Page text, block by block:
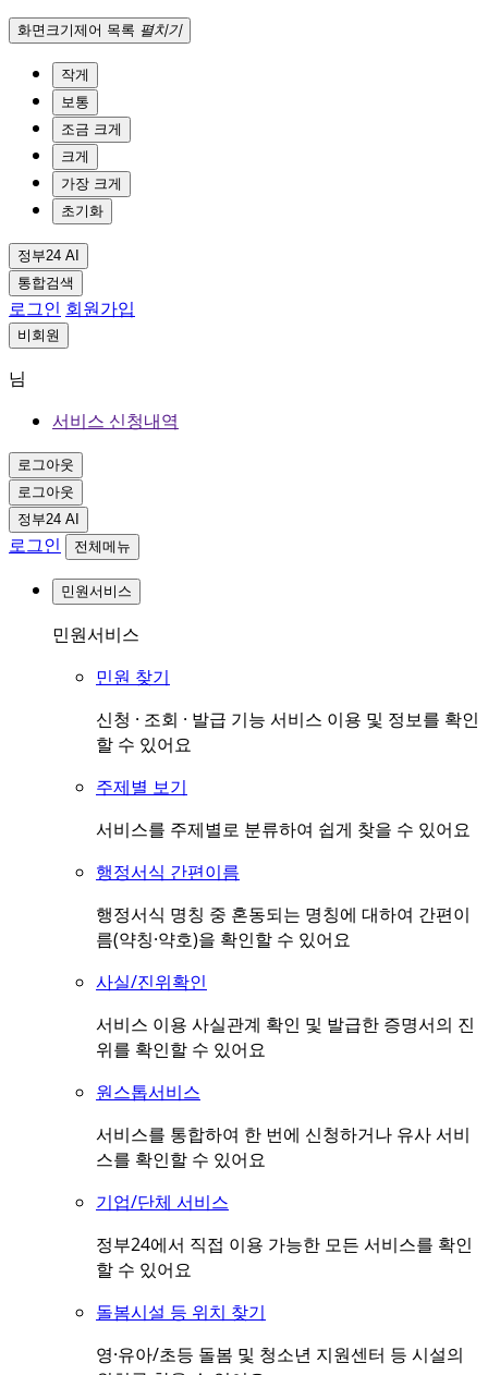
화면크기제어 목록 펼치기
작게
보통
조금 크게
크게
가장 크게
초기화
정부24 AI
통합검색
로그인 회원가입
비회원
님
서비스 신청내역
로그아웃
로그아웃
정부24 AI
로그인 전체메뉴
민원서비스
민원서비스
민원 찾기
신청 · 조회 · 발급 기능 서비스 이용 및 정보를 확인
할 수 있어요
주제별 보기
서비스를 주제별로 분류하여 쉽게 찾을 수 있어요
행정서식 간편이름
행정서식 명칭 중 혼동되는 명칭에 대하여 간편이
름(약칭·약호)을 확인할 수 있어요
사실/진위확인
서비스 이용 사실관계 확인 및 발급한 증명서의 진
위를 확인할 수 있어요
원스톱서비스
서비스를 통합하여 한 번에 신청하거나 유사 서비
스를 확인할 수 있어요
기업/단체 서비스
정부24에서 직접 이용 가능한 모든 서비스를 확인
할 수 있어요
돌봄시설 등 위치 찾기
영·유아/초등 돌봄 및 청소년 지원센터 등 시설의